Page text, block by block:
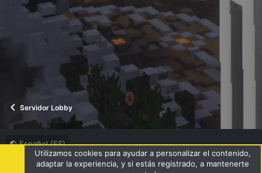
c
Servidor Lobby
Español (ES)
Términos y reglas
Política de privacidad Ayuda
R
S
Utilizamos cookies para ayudar a personalizar el contenido,
adaptar la experiencia, y si estás registrado, a mantenerte